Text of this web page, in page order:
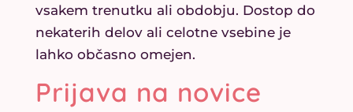
vsakem trenutku ali obdobju. Dostop do
nekaterih delov ali celotne vsebine je
lahko občasno omejen.
Prijava na novice